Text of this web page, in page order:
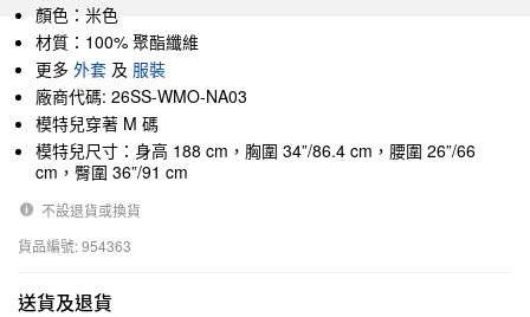
顏色：米色
材質：100% 聚酯纖維
更多 外套 及 服裝
廠商代碼: 26SS-WMO-NA03
模特兒穿著 M 碼
模特兒尺寸：身高 188 cm，胸圍 34”/86.4 cm，腰圍 26”/66
cm，臀圍 36”/91 cm
不設退貨或換貨
貨品編號: 954363
送貨及退貨